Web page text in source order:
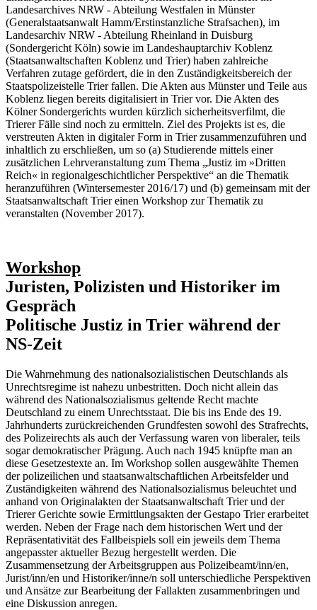
Landesarchives NRW ‐ Abteilung Westfalen in Münster
(Generalstaatsanwalt Hamm/Erstinstanzliche Strafsachen), im
Landesarchiv NRW ‐ Abteilung Rheinland in Duisburg
(Sondergericht Köln) sowie im Landeshauptarchiv Koblenz
(Staatsanwaltschaften Koblenz und Trier) haben zahlreiche
Verfahren zutage gefördert, die in den Zuständigkeitsbereich der
Staatspolizeistelle Trier fallen. Die Akten aus Münster und Teile aus
Koblenz liegen bereits digitalisiert in Trier vor. Die Akten des
Kölner Sondergerichts wurden kürzlich sicherheitsverfilmt, die
Trierer Fälle sind noch zu ermitteln. Ziel des Projekts ist es, die
verstreuten Akten in digitaler Form in Trier zusammenzuführen und
inhaltlich zu erschließen, um so (a) Studierende mittels einer
zusätzlichen Lehrveranstaltung zum Thema „Justiz im »Dritten
Reich« in regionalgeschichtlicher Perspektive“ an die Thematik
heranzuführen (Wintersemester 2016/17) und (b) gemeinsam mit der
Staatsanwaltschaft Trier einen Workshop zur Thematik zu
veranstalten (November 2017).
Workshop
Juristen, Polizisten und Historiker im
Gespräch
Politische Justiz in Trier während der
NS-Zeit
Die Wahrnehmung des nationalsozialistischen Deutschlands als
Unrechtsregime ist nahezu unbestritten. Doch nicht allein das
während des Nationalsozialismus geltende Recht machte
Deutschland zu einem Unrechtsstaat. Die bis ins Ende des 19.
Jahrhunderts zurückreichenden Grundfesten sowohl des Strafrechts,
des Polizeirechts als auch der Verfassung waren von liberaler, teils
sogar demokratischer Prägung. Auch nach 1945 knüpfte man an
diese Gesetzestexte an. Im Workshop sollen ausgewählte Themen
der polizeilichen und staatsanwaltschaftlichen Arbeitsfelder und
Zuständigkeiten während des Nationalsozialismus beleuchtet und
anhand von Originalakten der Staatsanwaltschaft Trier und der
Trierer Gerichte sowie Ermittlungsakten der Gestapo Trier erarbeitet
werden. Neben der Frage nach dem historischen Wert und der
Repräsentativität des Fallbeispiels soll ein jeweils dem Thema
angepasster aktueller Bezug hergestellt werden. Die
Zusammensetzung der Arbeitsgruppen aus Polizeibeamt/inn/en,
Jurist/inn/en und Historiker/inne/n soll unterschiedliche Perspektiven
und Ansätze zur Bearbeitung der Fallakten zusammenbringen und
eine Diskussion anregen.